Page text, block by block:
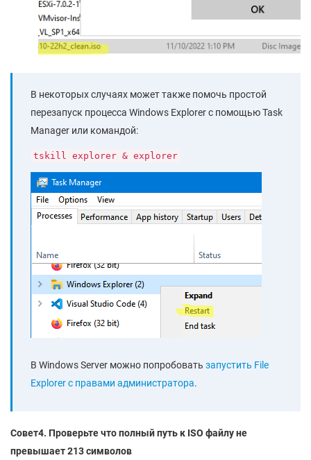
В некоторых случаях может также помочь простой
перезапуск процесса Windows Explorer с помощью Task
Manager или командой:
tskill explorer & explorer
В Windows Server можно попробовать запустить File
Explorer с правами администратора.
Совет4. Проверьте что полный путь к ISO файлу не
превышает 213 символов